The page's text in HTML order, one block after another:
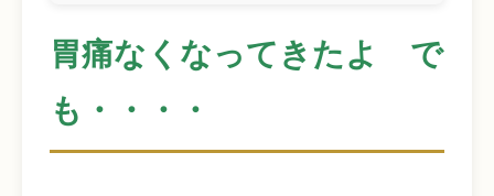
胃痛なくなってきたよ で
も・・・・